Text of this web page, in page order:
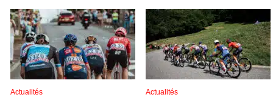
Actualités Actualités